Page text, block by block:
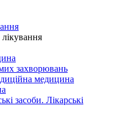
захворювань
медицина
засоби. Лікарські